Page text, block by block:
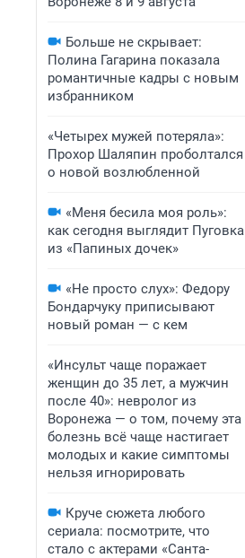
Больше не скрывает:
Полина Гагарина показала
романтичные кадры с новым
избранником
«Четырех мужей потеряла»:
Прохор Шаляпин проболтался
о новой возлюбленной
«Меня бесила моя роль»:
как сегодня выглядит Пуговка
из «Папиных дочек»
«Не просто слух»: Федору
Бондарчуку приписывают
новый роман — с кем
«Инсульт чаще поражает
женщин до 35 лет, а мужчин
после 40»: невролог из
Воронежа — о том, почему эта
болезнь всё чаще настигает
молодых и какие симптомы
нельзя игнорировать
Круче сюжета любого
сериала: посмотрите, что
стало с актерами «Санта-